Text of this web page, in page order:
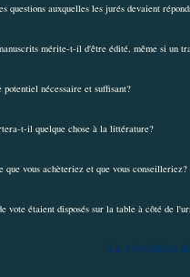
questions auxquelles les jurés devaient
mérite-t-il d'être édité, même si un
nécessaire et suffisant?
t-il quelque chose à la littérature?
vous achèteriez et que vous conseilleriez?
vote étaient disposés sur la table à côté de
La révolution